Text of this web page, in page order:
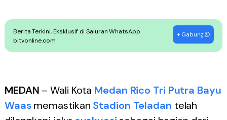
Berita Terkini, Eksklusif di Saluran WhatsApp
bitvonline.com
+ Gabung
MEDAN – Wali Kota Medan Rico Tri Putra Bayu
Waasmemastikan Stadion Teladan telah